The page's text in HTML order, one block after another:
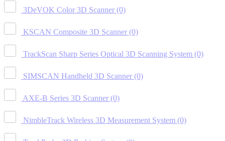
3DeVOK Color 3D Scanner (0)
KSCAN Composite 3D Scanner (0)
TrackScan Sharp Series Optical 3D Scanning System (0)
SIMSCAN Handheld 3D Scanner (0)
AXE-B Series 3D Scanner (0)
NimbleTrack Wireless 3D Measurement System (0)